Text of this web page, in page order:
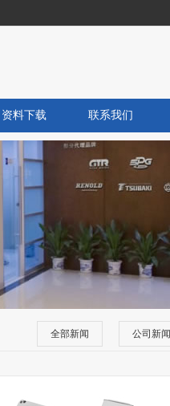
资料下载 联系我们
全部新闻 公司新闻